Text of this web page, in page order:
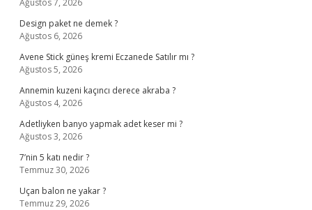
Ağustos 7, 2026
Design paket ne demek ?
Ağustos 6, 2026
Avene Stick güneş kremi Eczanede Satılır mı ?
Ağustos 5, 2026
Annemin kuzeni kaçıncı derece akraba ?
Ağustos 4, 2026
Adetliyken banyo yapmak adet keser mi ?
Ağustos 3, 2026
7’nin 5 katı nedir ?
Temmuz 30, 2026
Uçan balon ne yakar ?
Temmuz 29, 2026